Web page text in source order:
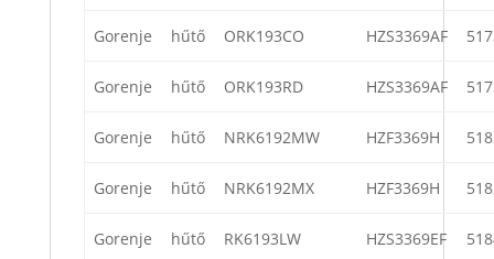
Gorenje hűtő ORK193CO HZS3369AF
Gorenje hűtő ORK193RD HZS3369AF
Gorenje hűtő NRK6192MW HZF3369H
Gorenje hűtő NRK6192MX HZF3369H
Gorenje hűtő RK6193LW HZS3369EF